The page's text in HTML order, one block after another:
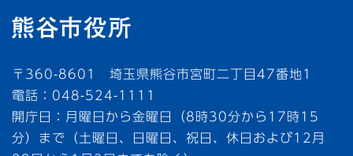
〒360-8601 埼玉県熊谷市宮町二丁目47番地1
電話：048-524-1111
開庁日：月曜日から金曜日（8時30分から17時15
分）まで（土曜日、日曜日、祝日、休日および12月